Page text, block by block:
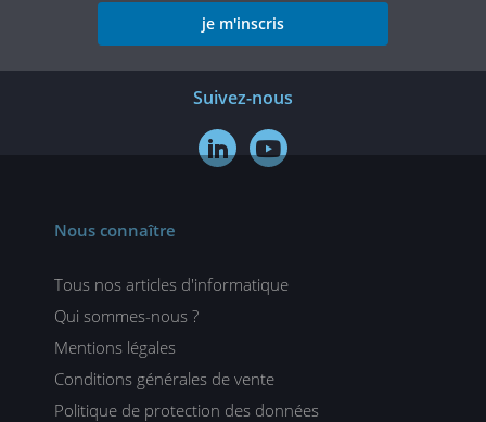
je m'inscris
Suivez-nous
 
Nous connaître
Tous nos articles d'informatique
Qui sommes-nous ?
Mentions légales
Conditions générales de vente
Politique de protection des données